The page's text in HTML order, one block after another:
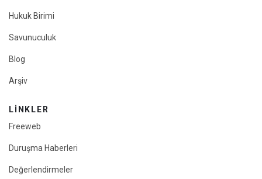
Hukuk Birimi
Savunuculuk
Blog
Arşiv
LINKLER
Freeweb
Duruşma Haberleri
Değerlendirmeler